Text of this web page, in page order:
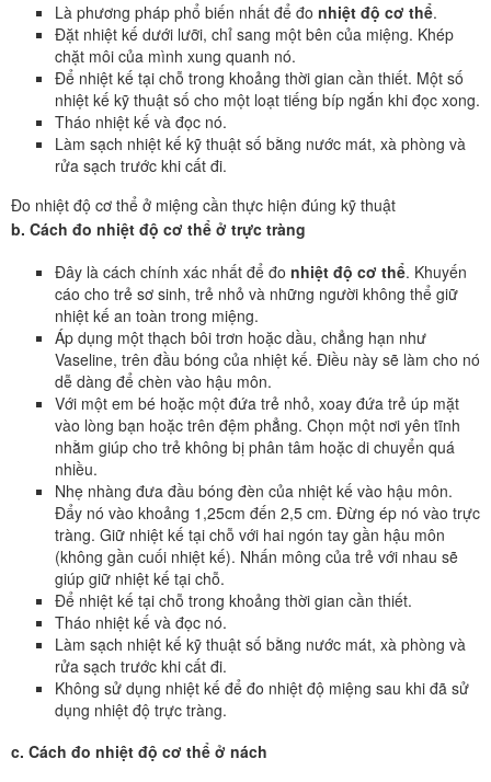
Là phương pháp phổ biến nhất để đo nhiệt độ cơ thể.
Đặt nhiệt kế dưới lưỡi, chỉ sang một bên của miệng. Khép
chặt môi của mình xung quanh nó.
Để nhiệt kế tại chỗ trong khoảng thời gian cần thiết. Một số
nhiệt kế kỹ thuật số cho một loạt tiếng bíp ngắn khi đọc xong.
Tháo nhiệt kế và đọc nó.
Làm sạch nhiệt kế kỹ thuật số bằng nước mát, xà phòng và
rửa sạch trước khi cất đi.
Đo nhiệt độ cơ thể ở miệng cần thực hiện đúng kỹ thuật
b. Cách đo nhiệt độ cơ thể ở trực tràng
Đây là cách chính xác nhất để đo nhiệt độ cơ thể. Khuyến
cáo cho trẻ sơ sinh, trẻ nhỏ và những người không thể giữ
nhiệt kế an toàn trong miệng.
Áp dụng một thạch bôi trơn hoặc dầu, chẳng hạn như
Vaseline, trên đầu bóng của nhiệt kế. Điều này sẽ làm cho nó
dễ dàng để chèn vào hậu môn.
Với một em bé hoặc một đứa trẻ nhỏ, xoay đứa trẻ úp mặt
vào lòng bạn hoặc trên đệm phẳng. Chọn một nơi yên tĩnh
nhằm giúp cho trẻ không bị phân tâm hoặc di chuyển quá
nhiều.
Nhẹ nhàng đưa đầu bóng đèn của nhiệt kế vào hậu môn.
Đẩy nó vào khoảng 1,25cm đến 2,5 cm. Đừng ép nó vào trực
tràng. Giữ nhiệt kế tại chỗ với hai ngón tay gần hậu môn
(không gần cuối nhiệt kế). Nhấn mông của trẻ với nhau sẽ
giúp giữ nhiệt kế tại chỗ.
Để nhiệt kế tại chỗ trong khoảng thời gian cần thiết.
Tháo nhiệt kế và đọc nó.
Làm sạch nhiệt kế kỹ thuật số bằng nước mát, xà phòng và
rửa sạch trước khi cất đi.
Không sử dụng nhiệt kế để đo nhiệt độ miệng sau khi đã sử
dụng nhiệt độ trực tràng.
c. Cách đo nhiệt độ cơ thể ở nách